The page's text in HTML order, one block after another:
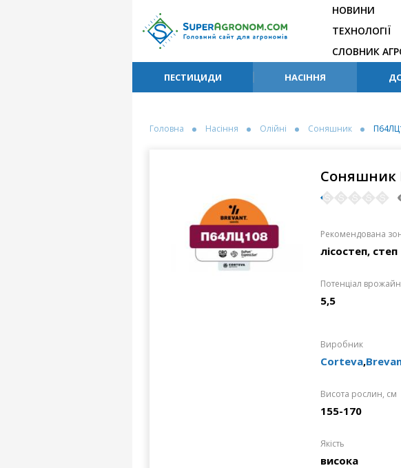
НОВИНИ
ТЕХНОЛОГІЇ
СЛОВНИК
ПЕСТИЦИДИ НАСІННЯ
Головна Насіння Олійні Соняшник
Соняшник
Рекомендована
лісостеп, степ
Потенціал
5,5
Виробник
Corteva,
Висота рослин, см
155-170
Якість
висока